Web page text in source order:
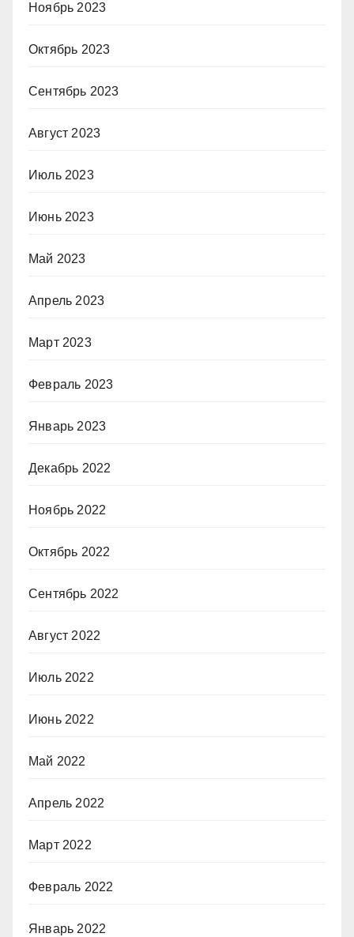
Ноябрь 2023
Октябрь 2023
Сентябрь 2023
Август 2023
Июль 2023
Июнь 2023
Май 2023
Апрель 2023
Март 2023
Февраль 2023
Январь 2023
Декабрь 2022
Ноябрь 2022
Октябрь 2022
Сентябрь 2022
Август 2022
Июль 2022
Июнь 2022
Май 2022
Апрель 2022
Март 2022
Февраль 2022
Январь 2022